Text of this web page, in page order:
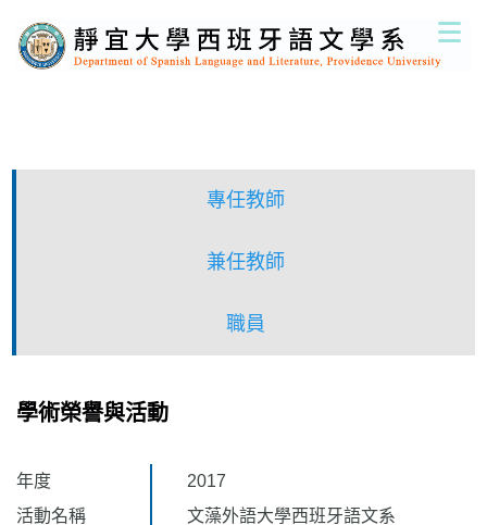
到
主
專任教師
兼任教師
職員
學術榮譽與活動
年度
2017
活動名稱
文藻外語大學西班牙語文系